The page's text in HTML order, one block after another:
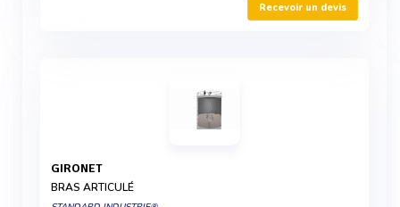
Recevoir un devis
GIRONET
BRAS ARTICULÉ